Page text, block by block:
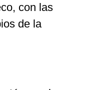
con las
de la